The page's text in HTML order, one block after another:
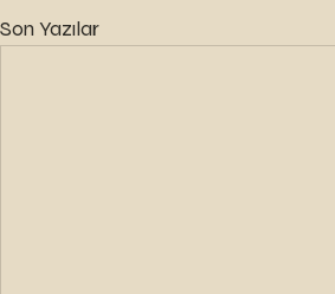
Son Yazılar